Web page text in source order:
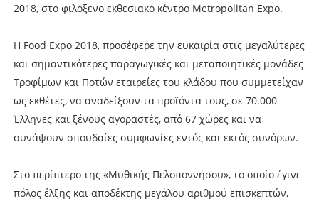
2018, στο φιλόξενο εκθεσιακό κέντρο Metropolitan Expo.
H Food Expo 2018, προσέφερε την ευκαιρία στις μεγαλύτερες
και σημαντικότερες παραγωγικές και μεταποιητικές μονάδες
Τροφίμων και Ποτών εταιρείες του κλάδου που συμμετείχαν
ως εκθέτες, να αναδείξουν τα προϊόντα τους, σε 70.000
Έλληνες και ξένους αγοραστές, από 67 χώρες και να
συνάψουν σπουδαίες συμφωνίες εντός και εκτός συνόρων.
Στο περίπτερο της «Μυθικής Πελοποννήσου», το οποίο έγινε
πόλος έλξης και αποδέκτης μεγάλου αριθμού επισκεπτών,